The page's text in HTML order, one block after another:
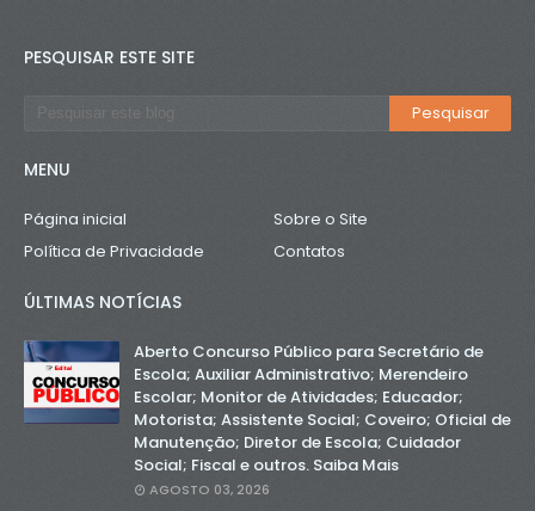
PESQUISAR ESTE SITE
MENU
Página inicial
Sobre o Site
Política de Privacidade
Contatos
ÚLTIMAS NOTÍCIAS
Aberto Concurso Público para Secretário de
Escola; Auxiliar Administrativo; Merendeiro
Escolar; Monitor de Atividades; Educador;
Motorista; Assistente Social; Coveiro; Oficial de
Manutenção; Diretor de Escola; Cuidador
Social; Fiscal e outros. Saiba Mais
AGOSTO 03, 2026